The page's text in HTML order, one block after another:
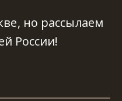
но рассылаем
России!